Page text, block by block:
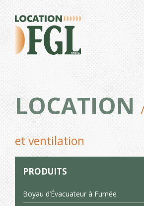
LOCATION
et ventilation
PRODUITS
Boyau d’Évacuateur à Fumée